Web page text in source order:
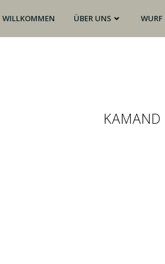
WILLKOMMEN ÜBER UNS WURF
KAMAND